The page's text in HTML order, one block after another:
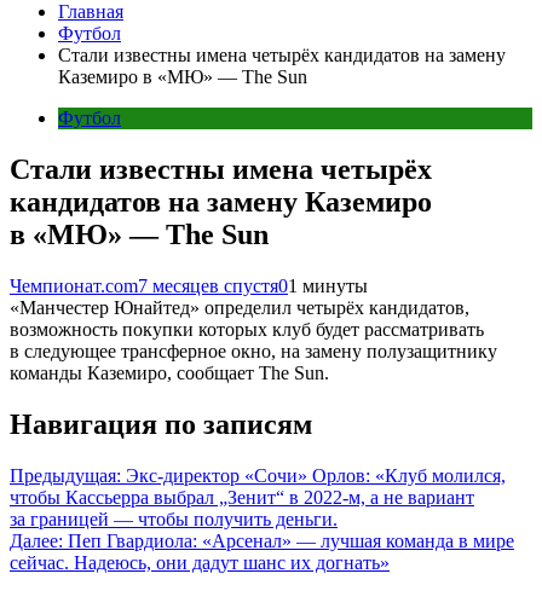
Главная
Футбол
Стали известны имена четырёх кандидатов на замену
Каземиро в «МЮ» — The Sun
Футбол
Стали известны имена четырёх
кандидатов на замену Каземиро
в «МЮ» — The Sun
Чемпионат.com7 месяцев спустя01 минуты
«Манчестер Юнайтед» определил четырёх кандидатов,
возможность покупки которых клуб будет рассматривать
в следующее трансферное окно, на замену полузащитнику
команды Каземиро, сообщает The Sun.
Навигация по записям
Предыдущая: Экс-директор «Сочи» Орлов: «Клуб молился,
чтобы Кассьерра выбрал „Зенит“ в 2022-м, а не вариант
за границей — чтобы получить деньги.
Далее: Пеп Гвардиола: «Арсенал» — лучшая команда в мире
сейчас. Надеюсь, они дадут шанс их догнать»